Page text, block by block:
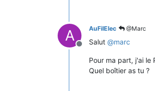
A
Offline
AuFilElec @Marc
Salut @marc
Pour ma part, j'ai le
Quel boîtier as tu ?